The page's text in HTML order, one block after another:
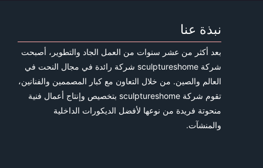
نبذة عنا
بعد أكثر من عشر سنوات من العمل الجاد والتطوير، أصبحت
شركة sculptureshome شركة رائدة في مجال النحت في
العالم والصين. من خلال التعاون مع كبار المصممين والفنانين،
تقوم شركة sculptureshome بتخصيص وإنتاج أعمال فنية
منحوتة فريدة من نوعها لأفضل الديكورات الداخلية
والمنشآت.